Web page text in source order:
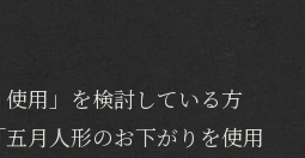
用」を検討している方
月人形のお下がりを使用